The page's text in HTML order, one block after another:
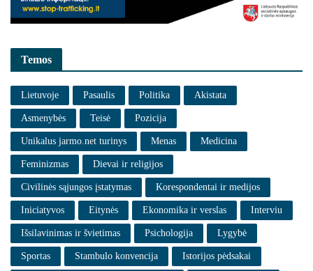
Temos
Lietuvoje Pasaulis Politika Akistata
Asmenybės Teisė Pozicija
Unikalus jarmo.net turinys Menas Medicina
Feminizmas Dievai ir religijos
Civilinės sąjungos įstatymas Korespondentai ir medijos
Iniciatyvos Eitynės Ekonomika ir verslas Interviu
Išsilavinimas ir švietimas Psichologija Lygybė
Sportas Stambulo konvencija Istorijos pėdsakai